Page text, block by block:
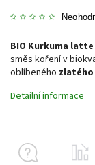
BIO Kurkuma
směs koření v
oblíbeného
Detailní informace